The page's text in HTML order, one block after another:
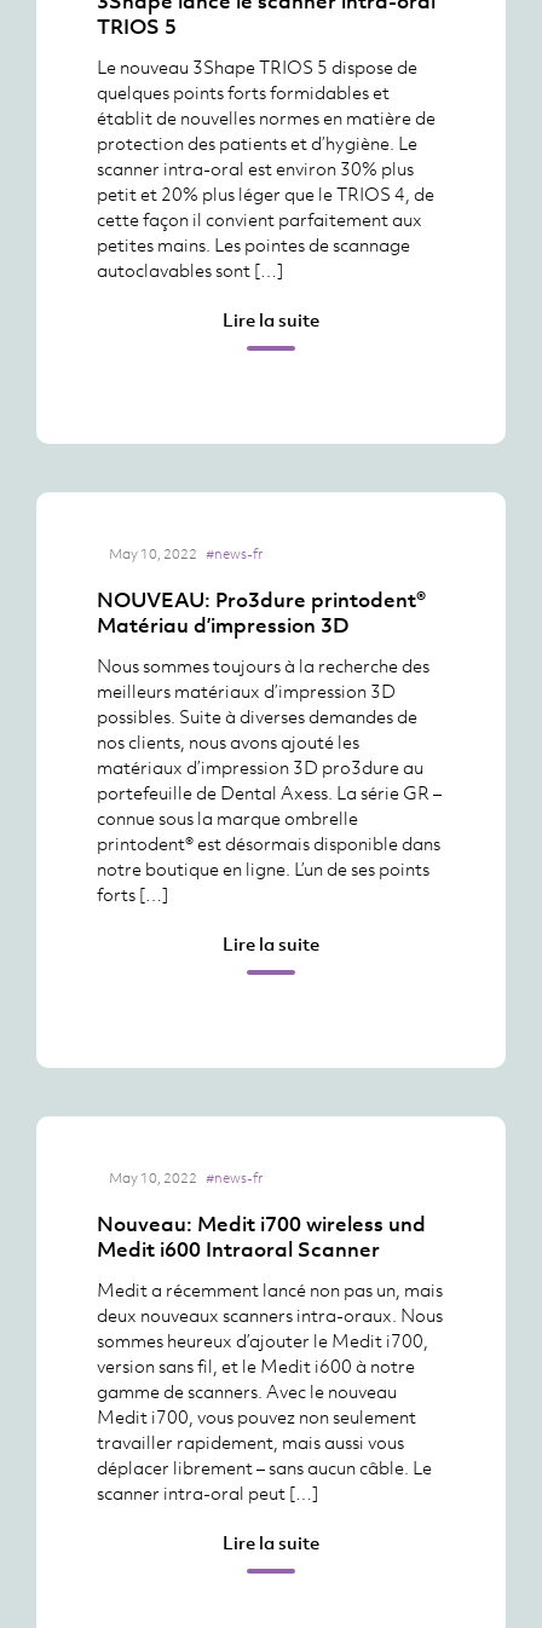
TRIOS 5
Le nouveau 3Shape TRIOS 5 dispose de
quelques points forts formidables et
établit de nouvelles normes en matière de
protection des patients et d’hygiène. Le
scanner intra-oral est environ 30% plus
petit et 20% plus léger que le TRIOS 4, de
cette façon il convient parfaitement aux
petites mains. Les pointes de scannage
autoclavables sont […]
Lire la suite
May 10, 2022 #news-fr
NOUVEAU: Pro3dure printodent®
Matériau d’impression 3D
Nous sommes toujours à la recherche des
meilleurs matériaux d’impression 3D
possibles. Suite à diverses demandes de
nos clients, nous avons ajouté les
matériaux d’impression 3D pro3dure au
portefeuille de Dental Axess. La série GR –
connue sous la marque ombrelle
printodent® est désormais disponible dans
notre boutique en ligne. L’un de ses points
forts […]
Lire la suite
May 10, 2022 #news-fr
Nouveau: Medit i700 wireless und
Medit i600 Intraoral Scanner
Medit a récemment lancé non pas un, mais
deux nouveaux scanners intra-oraux. Nous
sommes heureux d’ajouter le Medit i700,
version sans fil, et le Medit i600 à notre
gamme de scanners. Avec le nouveau
Medit i700, vous pouvez non seulement
travailler rapidement, mais aussi vous
déplacer librement – sans aucun câble. Le
scanner intra-oral peut […]
Lire la suite